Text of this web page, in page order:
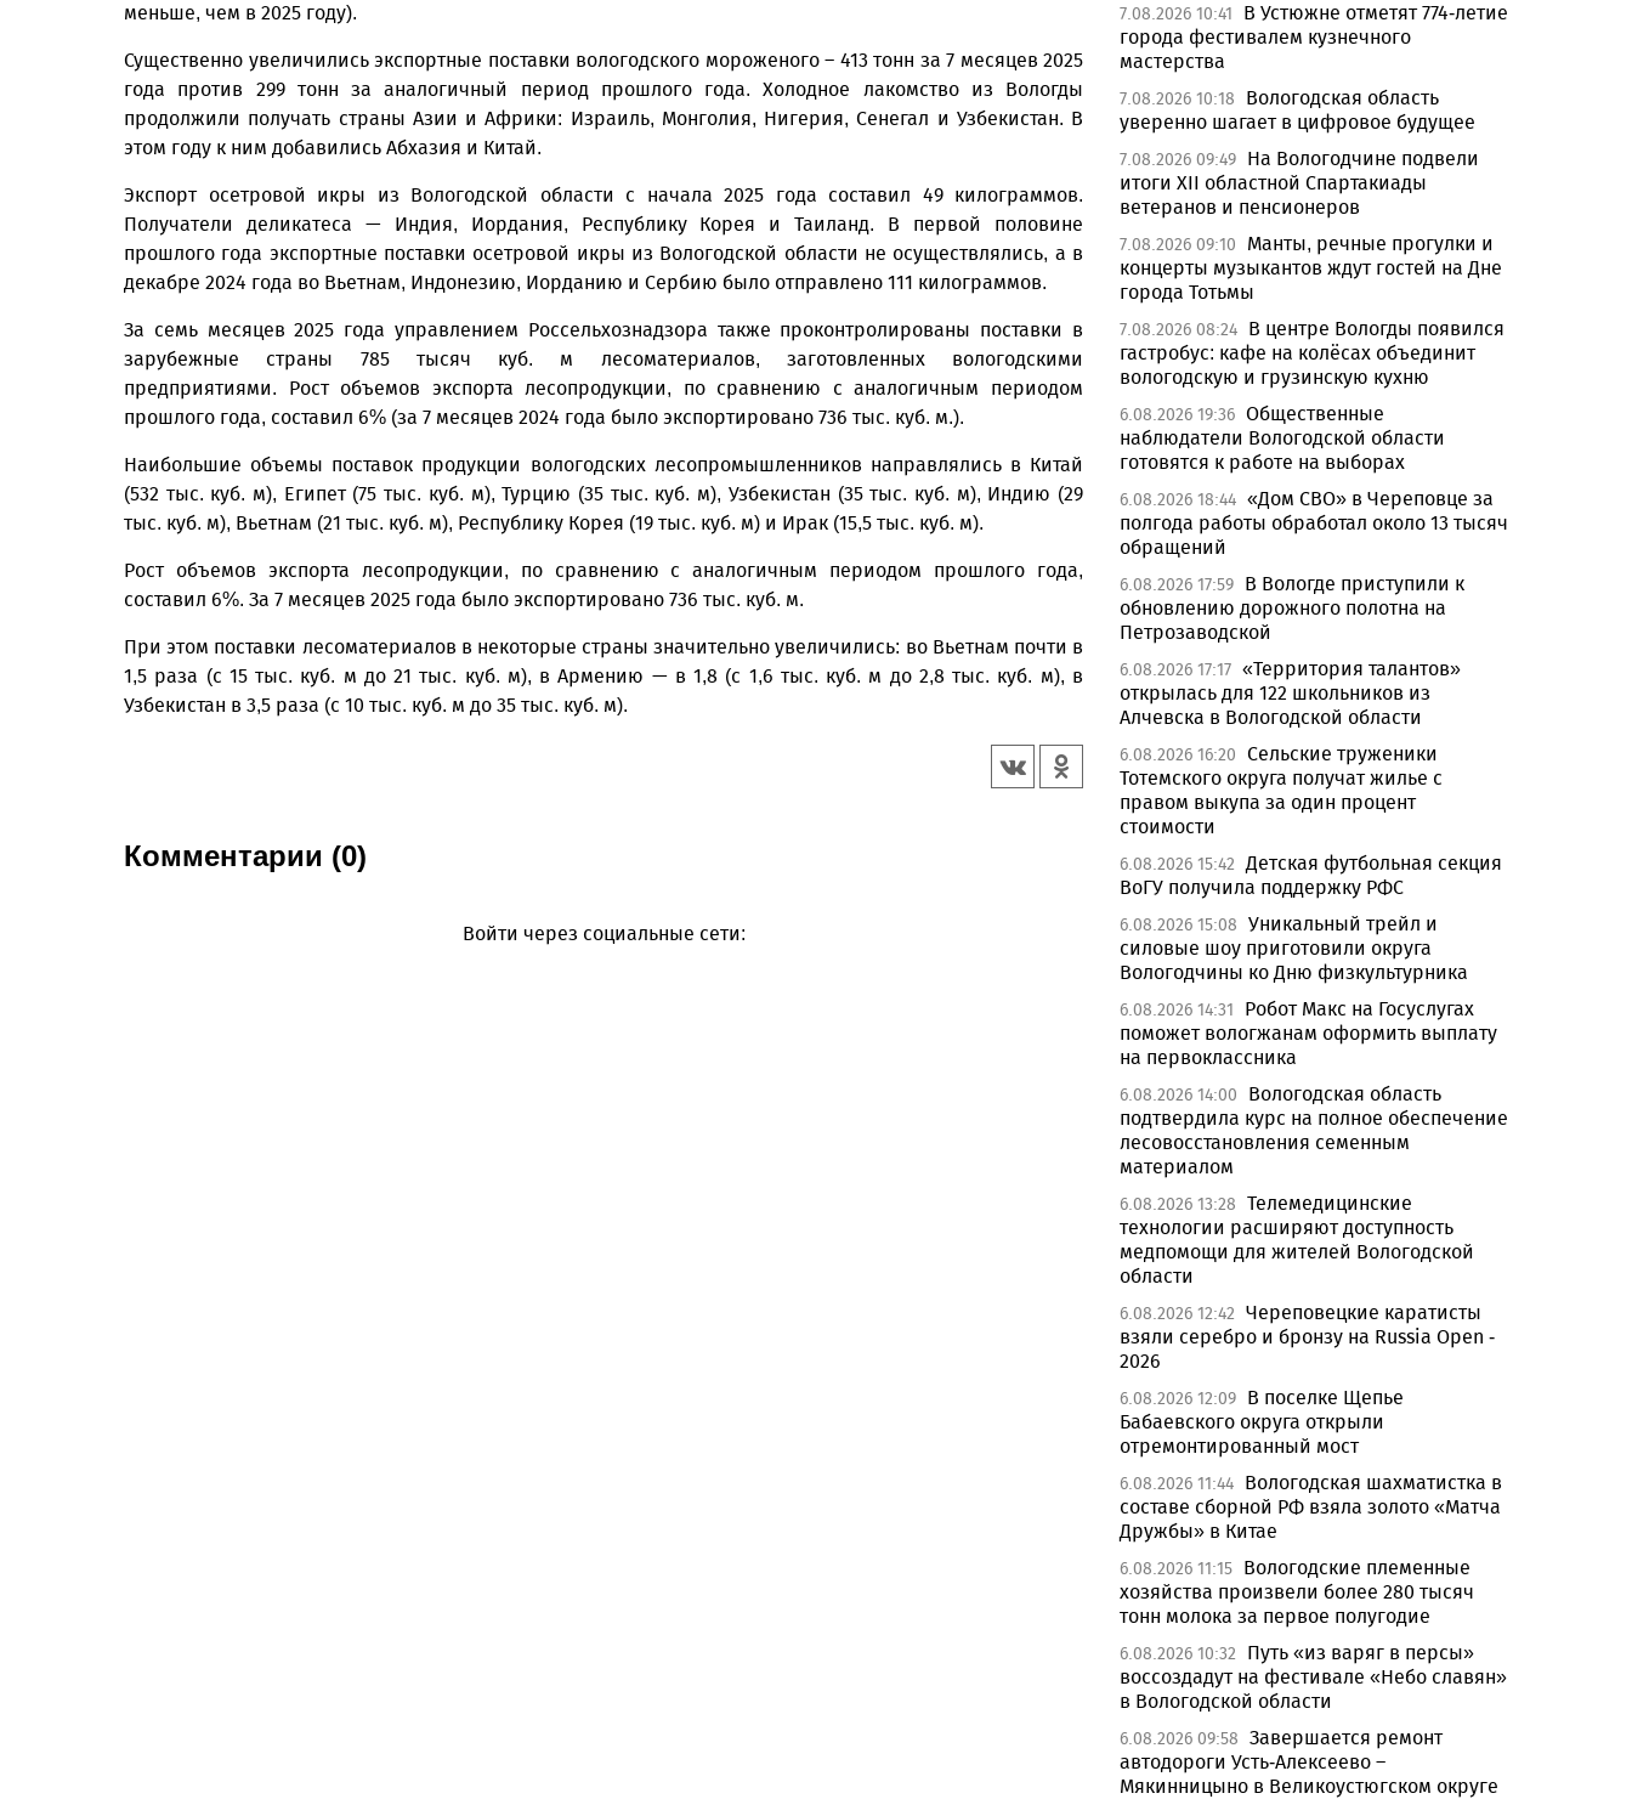
меньше, чем в 2025 году).
Существенно увеличились экспортные поставки вологодского мороженого – 413 тонн за 7 месяцев 2025
года против 299 тонн за аналогичный период прошлого года. Холодное лакомство из Вологды
продолжили получать страны Азии и Африки: Израиль, Монголия, Нигерия, Сенегал и Узбекистан. В
этом году к ним добавились Абхазия и Китай.
Экспорт осетровой икры из Вологодской области с начала 2025 года составил 49 килограммов.
Получатели деликатеса — Индия, Иордания, Республику Корея и Таиланд. В первой половине
прошлого года экспортные поставки осетровой икры из Вологодской области не осуществлялись, а в
декабре 2024 года во Вьетнам, Индонезию, Иорданию и Сербию было отправлено 111 килограммов.
За семь месяцев 2025 года управлением Россельхознадзора также проконтролированы поставки в
зарубежные страны 785 тысяч куб. м лесоматериалов, заготовленных вологодскими
предприятиями. Рост объемов экспорта лесопродукции, по сравнению с аналогичным периодом
прошлого года, составил 6% (за 7 месяцев 2024 года было экспортировано 736 тыс. куб. м.).
Наибольшие объемы поставок продукции вологодских лесопромышленников направлялись в Китай
(532 тыс. куб. м), Египет (75 тыс. куб. м), Турцию (35 тыс. куб. м), Узбекистан (35 тыс. куб. м), Индию (29
тыс. куб. м), Вьетнам (21 тыс. куб. м), Республику Корея (19 тыс. куб. м) и Ирак (15,5 тыс. куб. м).
Рост объемов экспорта лесопродукции, по сравнению с аналогичным периодом прошлого года,
составил 6%. За 7 месяцев 2025 года было экспортировано 736 тыс. куб. м.
При этом поставки лесоматериалов в некоторые страны значительно увеличились: во Вьетнам почти в
1,5 раза (с 15 тыс. куб. м до 21 тыс. куб. м), в Армению — в 1,8 (с 1,6 тыс. куб. м до 2,8 тыс. куб. м), в
Узбекистан в 3,5 раза (с 10 тыс. куб. м до 35 тыс. куб. м).
Комментарии (0)
Войти через социальные сети:
7.08.2026 10:41
В Устюжне отметят 774-летие
города фестивалем кузнечного
мастерства
7.08.2026 10:18
Вологодская область
уверенно шагает в цифровое будущее
7.08.2026 09:49 На Вологодчине подвели
итоги XII областной Спартакиады
ветеранов и пенсионеров
7.08.2026 09:10
Манты, речные прогулки и
концерты музыкантов ждут гостей на Дне
города Тотьмы
7.08.2026 08:24 В центре Вологды появился
гастробус: кафе на колёсах объединит
вологодскую и грузинскую кухню
6.08.2026 19:36 Общественные
наблюдатели Вологодской области
готовятся к работе на выборах
6.08.2026 18:44 «Дом СВО» в Череповце за
полгода работы обработал около 13 тысяч
обращений
6.08.2026 17:59 В Вологде приступили к
обновлению дорожного полотна на
Петрозаводской
6.08.2026 17:17 «Территория талантов»
открылась для 122 школьников из
Алчевска в Вологодской области
6.08.2026 16:20 Сельские труженики
Тотемского округа получат жилье с
правом выкупа за один процент
стоимости
6.08.2026 15:42 Детская футбольная секция
ВоГУ получила поддержку РФС
6.08.2026 15:08 Уникальный трейл и
силовые шоу приготовили округа
Вологодчины ко Дню физкультурника
6.08.2026 14:31
Робот Макс на Госуслугах
поможет вологжанам оформить выплату
на первоклассника
6.08.2026 14:00
Вологодская область
подтвердила курс на полное обеспечение
лесовосстановления семенным
материалом
6.08.2026 13:28 Телемедицинские
технологии расширяют доступность
медпомощи для жителей Вологодской
области
6.08.2026 12:42 Череповецкие каратисты
взяли серебро и бронзу на Russia Open -
2026
6.08.2026 12:09 В поселке Щепье
Бабаевского округа открыли
отремонтированный мост
6.08.2026 11:44 Вологодская шахматистка в
составе сборной РФ взяла золото «Матча
Дружбы» в Китае
6.08.2026 11:15 Вологодские племенные
хозяйства произвели более 280 тысяч
тонн молока за первое полугодие
6.08.2026 10:32
Путь «из варяг в персы»
воссоздадут на фестивале «Небо славян»
в Вологодской области
6.08.2026 09:58 Завершается ремонт
автодороги Усть-Алексеево –
Мякинницыно в Великоустюгском округе